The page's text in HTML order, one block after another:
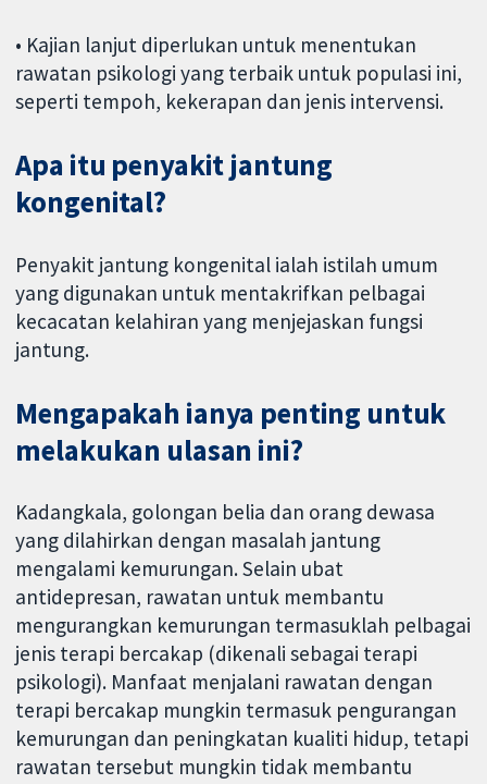
• Kajian lanjut diperlukan untuk menentukan
rawatan psikologi yang terbaik untuk populasi ini,
seperti tempoh, kekerapan dan jenis intervensi.
Apa itu penyakit jantung
kongenital?
Penyakit jantung kongenital ialah istilah umum
yang digunakan untuk mentakrifkan pelbagai
kecacatan kelahiran yang menjejaskan fungsi
jantung.
Mengapakah ianya penting untuk
melakukan ulasan ini?
Kadangkala, golongan belia dan orang dewasa
yang dilahirkan dengan masalah jantung
mengalami kemurungan. Selain ubat
antidepresan, rawatan untuk membantu
mengurangkan kemurungan termasuklah pelbagai
jenis terapi bercakap (dikenali sebagai terapi
psikologi). Manfaat menjalani rawatan dengan
terapi bercakap mungkin termasuk pengurangan
kemurungan dan peningkatan kualiti hidup, tetapi
rawatan tersebut mungkin tidak membantu